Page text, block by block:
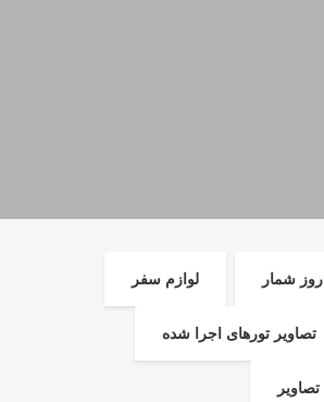
روز شمار لوازم سفر
تصاویر تورهای اجرا شده
تصاویر